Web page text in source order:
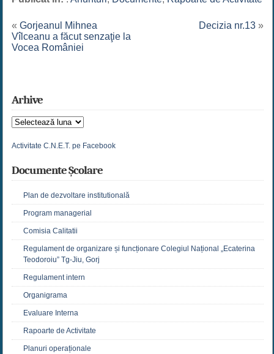
« Gorjeanul Mihnea
Vîlceanu a făcut senzaţie la
Vocea României
Decizia nr.13 »
Arhive
Arhive
Activitate C.N.E.T. pe Facebook
Documente Școlare
Plan de dezvoltare institutională
Program managerial
Comisia Calitatii
Regulament de organizare și funcționare Colegiul Național „Ecaterina
Teodoroiu” Tg-Jiu, Gorj
Regulament intern
Organigrama
Evaluare Interna
Rapoarte de Activitate
Planuri operaționale